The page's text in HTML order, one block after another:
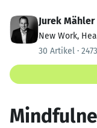
Jurek Mähler
New Work,
30 Artikel ·